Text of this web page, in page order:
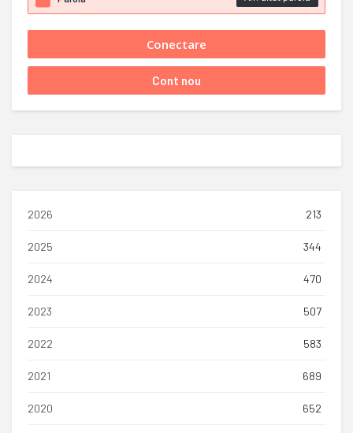
2026 213
2025 344
2024 470
2023 507
2022 583
2021 689
2020 652